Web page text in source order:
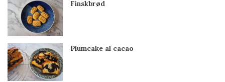
Finskbrød
Plumcake al cacao